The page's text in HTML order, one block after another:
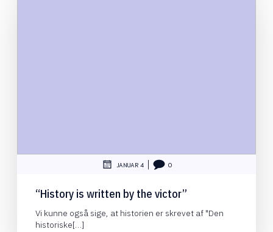
JANUAR 4 0
“History is written by the victor”
Vi kunne også sige, at historien er skrevet af "Den
historiske[…]